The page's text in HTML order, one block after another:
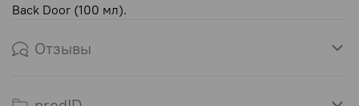
Back Door (100 мл).
Отзывы